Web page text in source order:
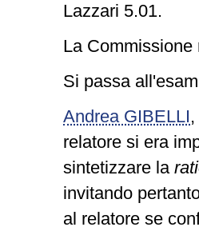
Lazzari 5.01.
La
Si passa
Andrea GIBELLI,
relatore si era
sintetizzare la
invitando
al relatore se